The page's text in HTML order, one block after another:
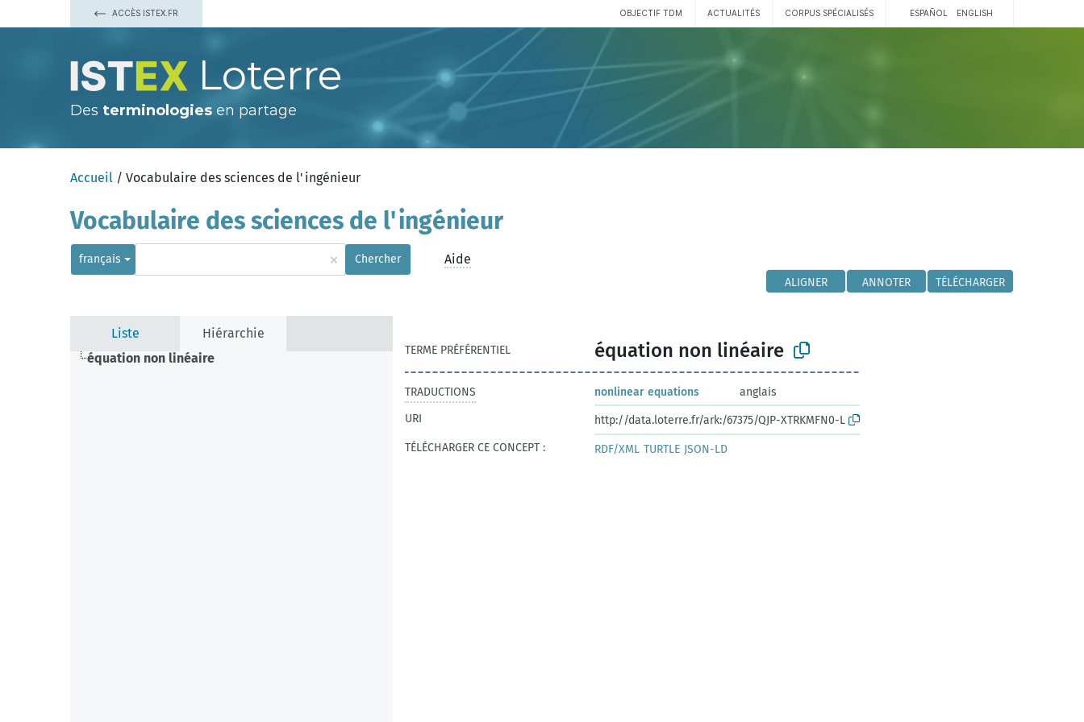
ACCÈS ISTEX.FR OBJECTIF TDM ACTUALITÉS CORPUS SPÉCIALISÉS ESPAÑOL ENGLISH
Loterre
Des terminologies en partage
Accueil / Vocabulaire des sciences de l'ingénieur
Vocabulaire des sciences de l'ingénieur
français × Chercher Aide
ALIGNER ANNOTER TÉLÉCHARGER
Liste
Hiérarchie
équation non linéaire
TERME PRÉFÉRENTIEL équation non linéaire
TRADUCTIONS nonlinear equations
anglais
URI
http://data.loterre.fr/ark:/67375/QJP-XTRKMFN0-L
TÉLÉCHARGER CE CONCEPT :
RDF/XML TURTLE JSON-LD